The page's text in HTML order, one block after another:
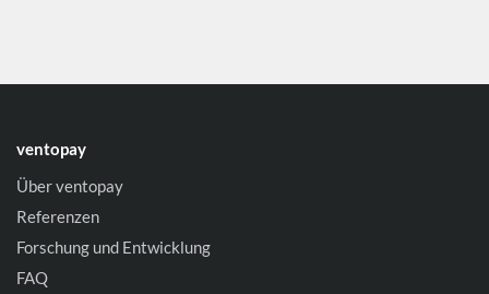
ventopay
Über ventopay
Referenzen
Forschung und Entwicklung
FAQ